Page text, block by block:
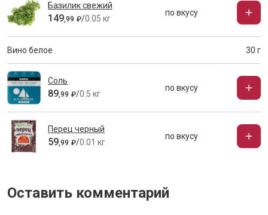
Базилик свежий
149,99 ₽/0.05 кг
по вкусу
Вино белое 30 г
Соль
89,99 ₽/0.5 кг
по вкусу
Перец черный
59,99 ₽/0.01 кг
по вкусу
Оставить комментарий